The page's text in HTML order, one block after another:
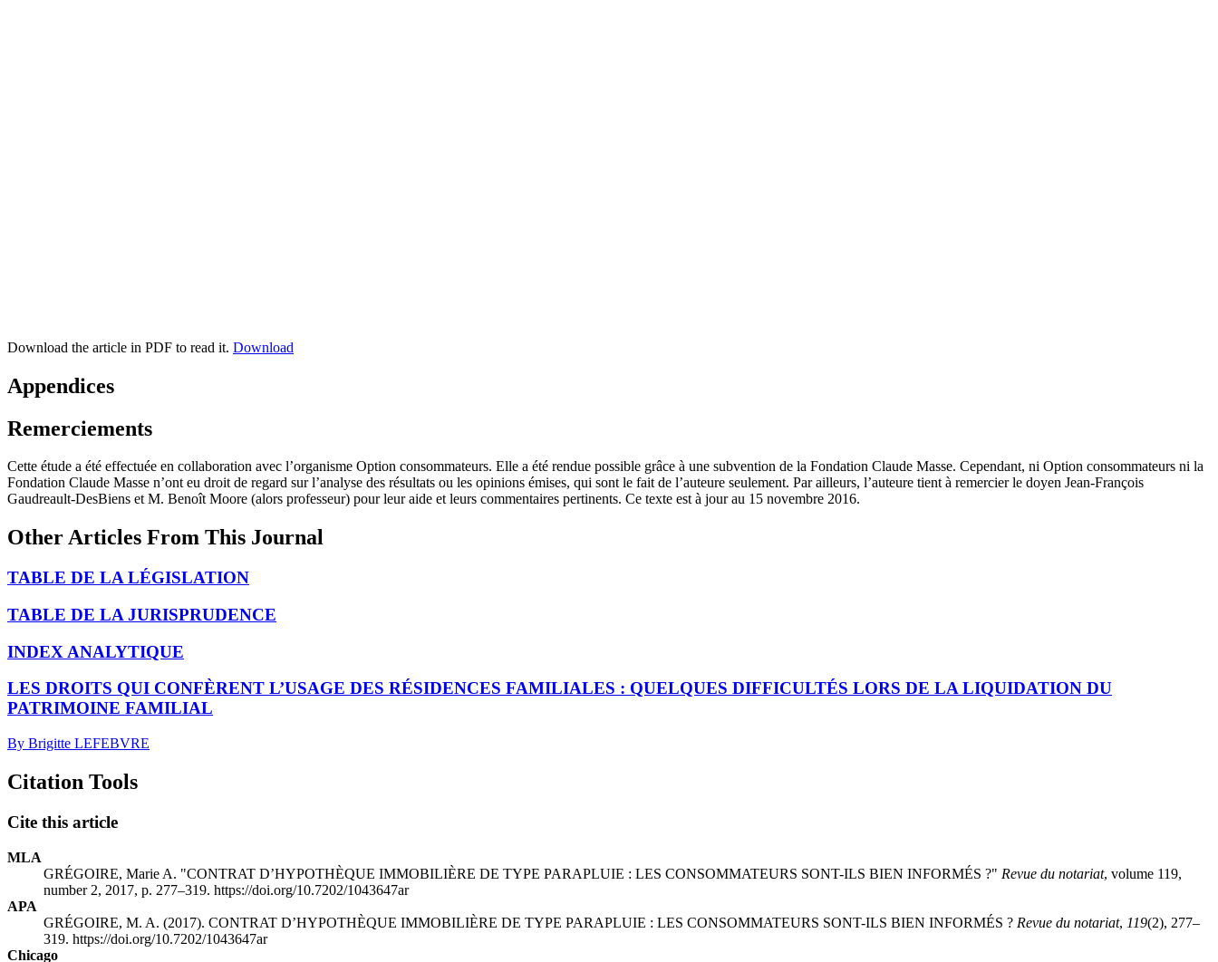
Download the article in PDF to read it. Download
Appendices
Remerciements
Cette étude a été effectuée en collaboration avec l’organisme Option consommateurs. Elle a été rendue possible grâce à une subvention de la Fondation Claude Masse. Cependant, ni Option consommateurs ni la
Fondation Claude Masse n’ont eu droit de regard sur l’analyse des résultats ou les opinions émises, qui sont le fait de l’auteure seulement. Par ailleurs, l’auteure tient à remercier le doyen Jean-François
Gaudreault-DesBiens et M. Benoît Moore (alors professeur) pour leur aide et leurs commentaires pertinents. Ce texte est à jour au 15 novembre 2016.
Other Articles From This Journal
TABLE DE LA LÉGISLATION
TABLE DE LA JURISPRUDENCE
INDEX ANALYTIQUE
LES DROITS QUI CONFÈRENT L’USAGE DES RÉSIDENCES FAMILIALES : QUELQUES DIFFICULTÉS LORS DE LA LIQUIDATION DU
PATRIMOINE FAMILIAL
By Brigitte LEFEBVRE
Citation Tools
Cite this article
MLA
GRÉGOIRE, Marie A. "CONTRAT D’HYPOTHÈQUE IMMOBILIÈRE DE TYPE PARAPLUIE : LES CONSOMMATEURS SONT-ILS BIEN INFORMÉS ?" Revue du notariat, volume 119,
number 2, 2017, p. 277–319. https://doi.org/10.7202/1043647ar
APA
GRÉGOIRE, M. A. (2017). CONTRAT D’HYPOTHÈQUE IMMOBILIÈRE DE TYPE PARAPLUIE : LES CONSOMMATEURS SONT-ILS BIEN INFORMÉS ? Revue du notariat, 119(2), 277–
319. https://doi.org/10.7202/1043647ar
Chicago